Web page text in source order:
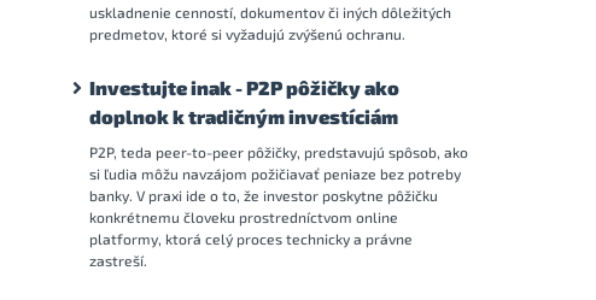
uskladnenie cenností, dokumentov či iných dôležitých
predmetov, ktoré si vyžadujú zvýšenú ochranu.
Investujte inak - P2P pôžičky ako
doplnok k tradičným investíciám
P2P, teda peer-to-peer pôžičky, predstavujú spôsob, ako
si ľudia môžu navzájom požičiavať peniaze bez potreby
banky. V praxi ide o to, že investor poskytne pôžičku
konkrétnemu človeku prostredníctvom online
platformy, ktorá celý proces technicky a právne
zastreší.